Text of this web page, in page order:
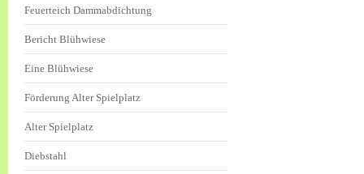
Feuerteich Dammabdichtung
Bericht Blühwiese
Eine Blühwiese
Förderung Alter Spielplatz
Alter Spielplatz
Diebstahl